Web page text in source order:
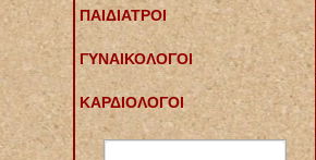
ΠΑΙΔΙΑΤΡΟΙ
ΓΥΝΑΙΚΟΛΟΓΟΙ
ΚΑΡΔΙΟΛΟΓΟΙ